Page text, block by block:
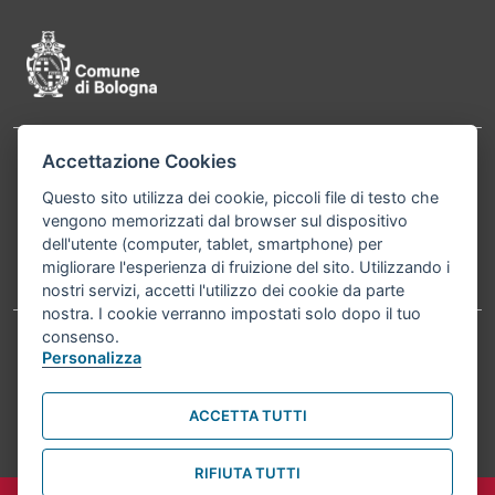
Contatti
Bologna P.Iva 01232710374 Cod. IBAN: IT 88 R
02008 02435 000020067156
Telefono:051203040
Accessibilità Carta dei valori
Informativa sul trattamento dei dati personali Note legali
© Comune di Bologna 2026. Tutti i diritti riservati.
Accettazione Cookies
Questo sito utilizza dei cookie, piccoli file di testo che
vengono memorizzati dal browser sul dispositivo
dell'utente (computer, tablet, smartphone) per
migliorare l'esperienza di fruizione del sito. Utilizzando i
nostri servizi, accetti l'utilizzo dei cookie da parte
nostra. I cookie verranno impostati solo dopo il tuo
consenso.
Personalizza
ACCETTA TUTTI
RIFIUTA TUTTI